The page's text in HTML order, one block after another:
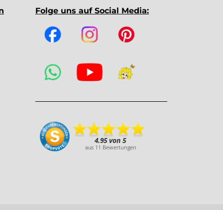
Folge uns auf Social Media: